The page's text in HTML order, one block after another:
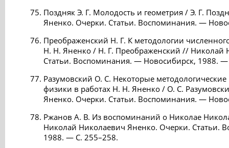
Поздняк Э. Г. Молодость и геометрия / Э. Г.
Яненко. Очерки. Статьи. Воспоминания. —
Преображенский Н. Г. К методологии
Н. Н. Яненко / Н. Г. Преображенский // Николай
Статьи. Воспоминания. — Новосибирск, 1988. —
Разумовский О. С. Некоторые
физики в работах Н. Н. Яненко / О. С.
Яненко. Очерки. Статьи. Воспоминания. —
Ржанов А. В. Из воспоминаний о Николае
Николай Николаевич Яненко. Очерки. Статьи.
1988. — С. 255–258.